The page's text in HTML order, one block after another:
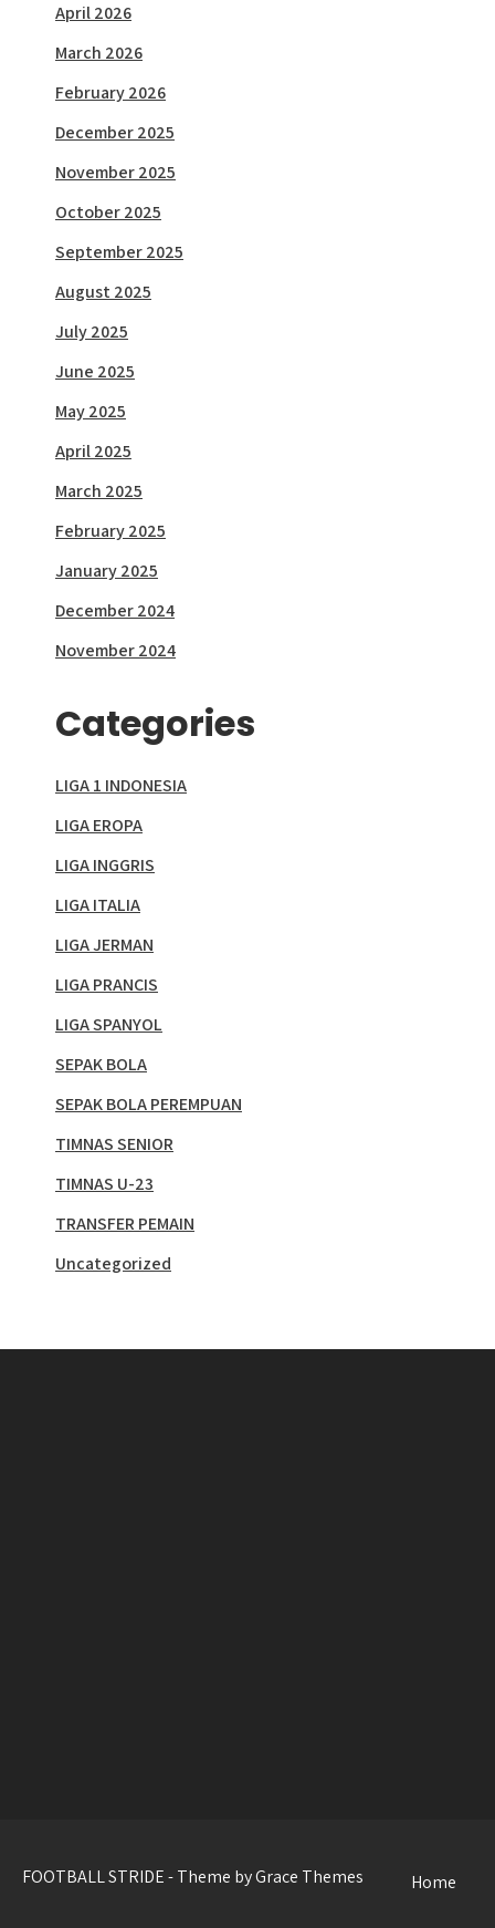
April 2026
March 2026
February 2026
December 2025
November 2025
October 2025
September 2025
August 2025
July 2025
June 2025
May 2025
April 2025
March 2025
February 2025
January 2025
December 2024
November 2024
Categories
LIGA 1 INDONESIA
LIGA EROPA
LIGA INGGRIS
LIGA ITALIA
LIGA JERMAN
LIGA PRANCIS
LIGA SPANYOL
SEPAK BOLA
SEPAK BOLA PEREMPUAN
TIMNAS SENIOR
TIMNAS U-23
TRANSFER PEMAIN
Uncategorized
FOOTBALL STRIDE - Theme by Grace Themes Home